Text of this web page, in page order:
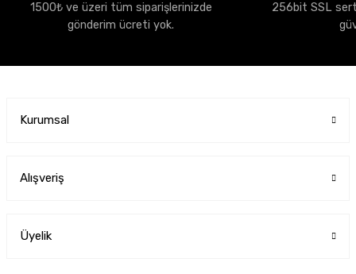
1500₺ ve üzeri tüm siparişlerinizde
gönderim ücreti yok.
256bit SSL
Kurumsal
Alışveriş
Üyelik